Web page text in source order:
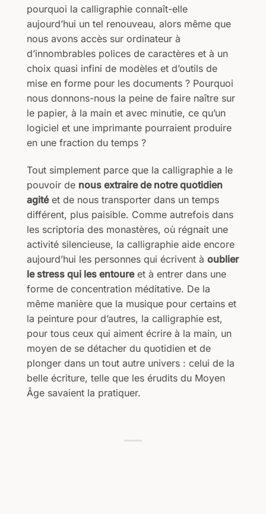
pourquoi la calligraphie connaît-elle
aujourd’hui un tel renouveau, alors même que
nous avons accès sur ordinateur à
d’innombrables polices de caractères et à un
choix quasi infini de modèles et d’outils de
mise en forme pour les documents ? Pourquoi
nous donnons-nous la peine de faire naître sur
le papier, à la main et avec minutie, ce qu’un
logiciel et une imprimante pourraient produire
en une fraction du temps ?
Tout simplement parce que la calligraphie a le
pouvoir de nous extraire de notre quotidien
agitéet de nous transporter dans un temps
différent, plus paisible. Comme autrefois dans
les scriptoria des monastères, où régnait une
activité silencieuse, la calligraphie aide encore
aujourd’hui les personnes qui écrivent à oublier
le stress qui les entoureet à entrer dans une
forme de concentration méditative. De la
même manière que la musique pour certains et
la peinture pour d’autres, la calligraphie est,
pour tous ceux qui aiment écrire à la main, un
moyen de se détacher du quotidien et de
plonger dans un tout autre univers : celui de la
belle écriture, telle que les érudits du Moyen
Âge savaient la pratiquer.